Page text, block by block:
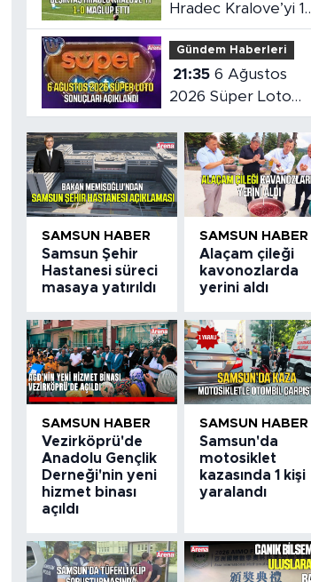
Hradec Kralove’yi 1-
0 mağlup etti
Gündem Haberleri
21:35 6 Ağustos
2026 Süper Loto
sonuçları açıklandı
SAMSUN HABER
Samsun Şehir
Hastanesi süreci
masaya yatırıldı
SAMSUN HABER
Alaçam çileği
kavonozlarda
yerini aldı
SAMSUN HABER
Vezirköprü'de
Anadolu Gençlik
Derneği'nin yeni
hizmet binası
açıldı
SAMSUN HABER
Samsun'da
motosiklet
kazasında 1 kişi
yaralandı